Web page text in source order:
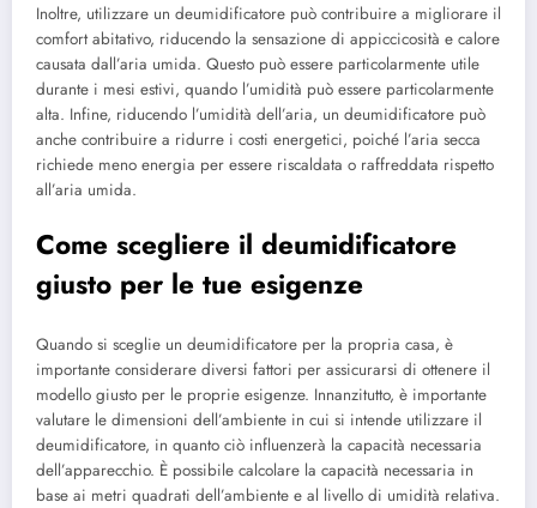
Inoltre, utilizzare un deumidificatore può contribuire a migliorare il
comfort abitativo, riducendo la sensazione di appiccicosità e calore
causata dall’aria umida. Questo può essere particolarmente utile
durante i mesi estivi, quando l’umidità può essere particolarmente
alta. Infine, riducendo l’umidità dell’aria, un deumidificatore può
anche contribuire a ridurre i costi energetici, poiché l’aria secca
richiede meno energia per essere riscaldata o raffreddata rispetto
all’aria umida.
Come scegliere il deumidificatore
giusto per le tue esigenze
Quando si sceglie un deumidificatore per la propria casa, è
importante considerare diversi fattori per assicurarsi di ottenere il
modello giusto per le proprie esigenze. Innanzitutto, è importante
valutare le dimensioni dell’ambiente in cui si intende utilizzare il
deumidificatore, in quanto ciò influenzerà la capacità necessaria
dell’apparecchio. È possibile calcolare la capacità necessaria in
base ai metri quadrati dell’ambiente e al livello di umidità relativa.